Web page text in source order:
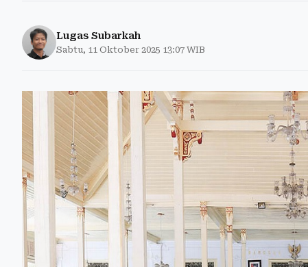
Lugas Subarkah
Sabtu, 11 Oktober 2025 13:07 WIB